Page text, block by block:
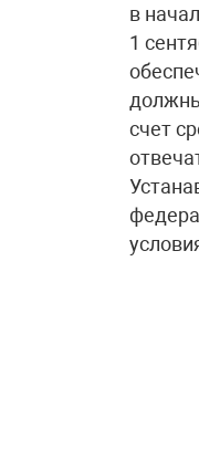
в
1
счет